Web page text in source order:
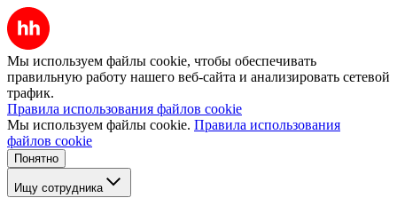
Мы используем файлы cookie, чтобы обеспечивать
правильную работу нашего веб-сайта и анализировать сетевой
трафик.
Правила использования файлов cookie
Мы используем файлы cookie. Правила использования
файлов cookie
Понятно
Ищу сотрудника